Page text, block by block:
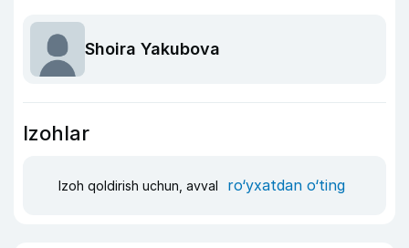
Shoira Yakubova
Izohlar
Izoh qoldirish uchun, avval ro‘yxatdan o‘ting